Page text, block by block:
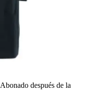
Abonado después de la